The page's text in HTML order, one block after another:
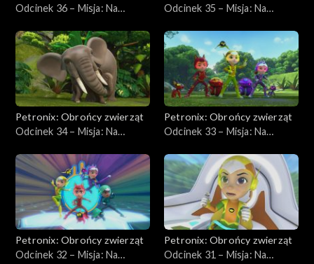
Odcinek 36 – Misja: Na
chińskiemu
Odcinek 35 – Misja: Na
Petronix: Obrońcy zwierząt
Odcinek 34 – Misja: Na
Petronix: Obrońcy zwierząt
Odcinek 33 – Misja: Na
Petronix: Obrońcy zwierząt
Odcinek 32 – Misja: Na
Petronix: Obrońcy zwierząt
Odcinek 31 – Misja: Na